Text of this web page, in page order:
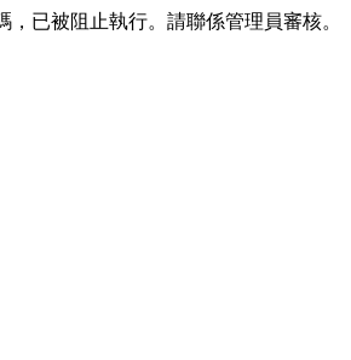
已被阻止執行。請聯係管理員審核。